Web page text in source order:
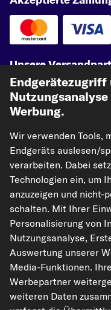
Unsere
kfzteile24.de
carpardoo.dk
nicht vervielfältigt werden. Die
der Datenbank ohne vorherige
unautorisierte Nutzung von
Werbung.
Wir verwenden Tools,
Endgeräts auslesen/
verarbeiten. Dabei
Technologien ein, um
anzuzeigen und nicht-
schalten. Mit Ihrer
Personalisierung von
Nutzungsanalyse,
Auswertung unserer
Media-Funktionen.
Werbepartner
weiteren Daten